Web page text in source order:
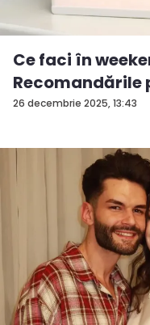
26 decembrie 2025, 13:43
Ce faci în
Recomandările